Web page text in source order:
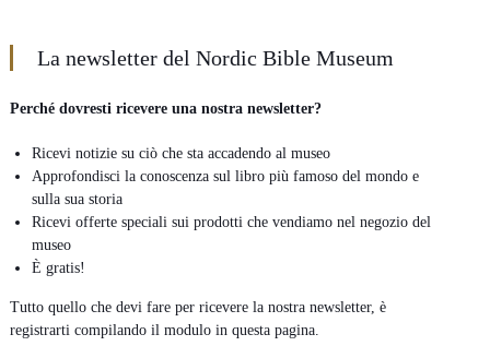
La newsletter del Nordic Bible Museum
Perché dovresti ricevere una nostra newsletter?
Ricevi notizie su ciò che sta accadendo al museo
Approfondisci la conoscenza sul libro più famoso del mondo e
sulla sua storia
Ricevi offerte speciali sui prodotti che vendiamo nel negozio del
museo
È gratis!
Tutto quello che devi fare per ricevere la nostra newsletter, è
registrarti compilando il modulo in questa pagina.